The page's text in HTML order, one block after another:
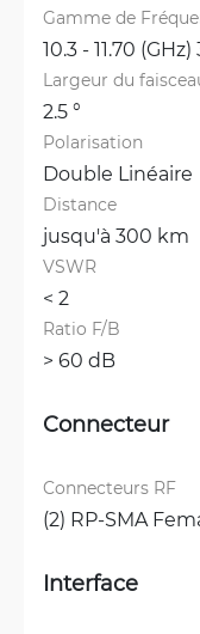
Gamme de
10.3 - 11.70
Largeur du
2.5 °
Polarisation
Double Linéaire
Distance
jusqu'à 300 km
VSWR
< 2
Ratio F/B
> 60 dB
Connecteur
Connecteurs RF
(2) RP-SMA
Interface